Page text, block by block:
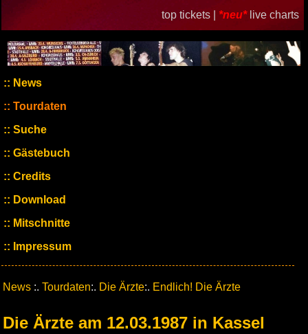
top tickets | *neu* live charts
News
Tourdaten
Suche
Gästebuch
Credits
Download
Mitschnitte
Impressum
News :. Tourdaten:. Die Ärzte:. Endlich! Die Ärzte
Die Ärzte am 12.03.1987 in Kassel